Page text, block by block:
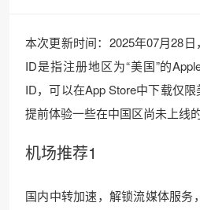
本次更新时间：2025年07月28
ID是指注册地区为“美国”的
ID，可以在App Store中下载仅
提前体验一些在中国区尚未上线的
机场推荐1
国内中转加速，解锁流媒体服务